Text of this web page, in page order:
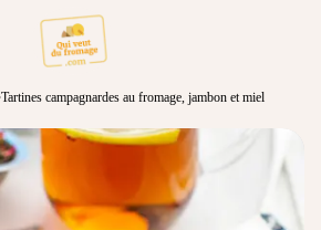
Tartines campagnardes au fromage, jambon et miel